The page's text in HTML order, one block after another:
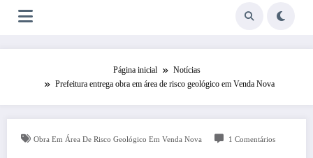
Página inicial
Notícias
Prefeitura entrega obra em área de risco geológico em Venda Nova
Obra Em Área De Risco Geológico Em Venda Nova 1 Comentários